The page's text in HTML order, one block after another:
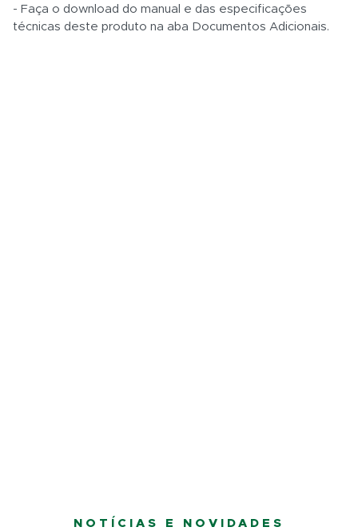
- Faça o download do manual e das especificações
técnicas deste produto na aba Documentos Adicionais.
NOTÍCIAS E NOVIDADES